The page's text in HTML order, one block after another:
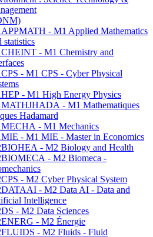
- M1 Applied Mathematics
statistics
- M1 Chemistry and
- M1 CPS - Cyber Physical
- M1 High Energy Physics
- M1 Mathematiques
Hadamard
- M1 Mechanics
- M1 MIE - Master in Economics
- M2 Biology and Health
- M2 Biomeca -
- M2 Cyber Physical System
- M2 Data AI - Data and
Intelligence
- M2 Data Sciences
- M2 Énergie
- M2 Fluids - Fluid